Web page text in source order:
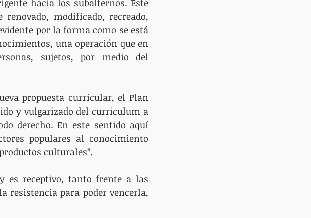
modificado, recreado,
por la forma como se está
una operación que en
sujetos, por medio del
propuesta curricular, el Plan
y vulgarizado del curriculum a
derecho. En este sentido aquí
populares al conocimiento
culturales”.
es receptivo, tanto frente a las
resistencia para poder vencerla,